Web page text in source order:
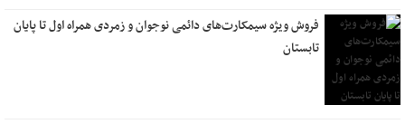
فروش ویژه سیمکارت‌های دائمی نوجوان و زمردی همراه اول تا پایان
تابستان